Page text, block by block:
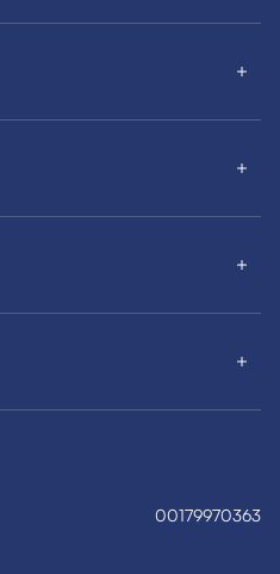
00179970363